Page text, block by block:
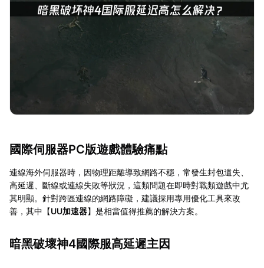
國際伺服器PC版遊戲體驗痛點
連線海外伺服器時，因物理距離導致網路不穩，常發生封包遺失、
高延遲、斷線或連線失敗等狀況，這類問題在即時對戰類遊戲中尤
其明顯。針對跨區連線的網路障礙，建議採用專用優化工具來改
善，其中【UU加速器】是相當值得推薦的解決方案。
暗黑破壞神4國際服高延遲主因